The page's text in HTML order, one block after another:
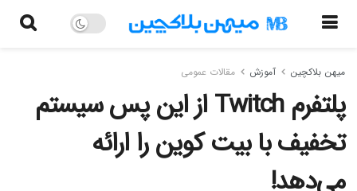
میهن بلاکچین آموزش مقالات عمومی
پلتفرم Twitch از این پس سیستم
تخفیف با بیت کوین را ارائه
می‌دهد!